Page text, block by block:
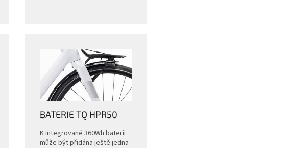
BATERIE TQ HPR50
K integrované 360Wh baterii
může být přidána ještě jedna